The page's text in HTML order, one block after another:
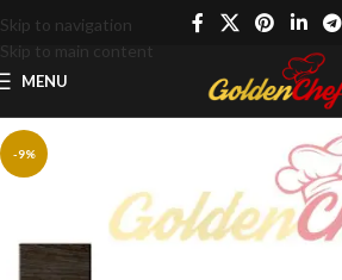
Skip to navigation
Skip to main content
MENU
-9%